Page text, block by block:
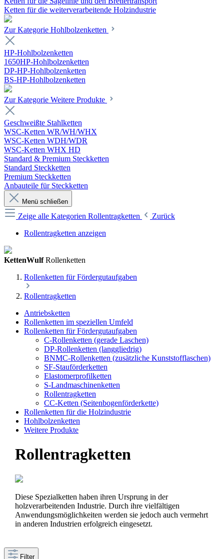
Ketten für die weiterverarbeitende Holzindustrie
Zur Kategorie Hohlbolzenketten
HP-Hohlbolzenketten
1650HP-Hohlbolzenketten
DP-HP-Hohlbolzenketten
BS-HP-Hohlbolzenketten
Zur Kategorie Weitere Produkte
Geschweißte Stahlketten
WSC-Ketten WR/WH/WHX
WSC-Ketten WDH/WDR
WSC-Ketten WHX HD
Standard & Premium Steckketten
Standard Steckketten
Premium Steckketten
Anbauteile für Steckketten
Menü schließen
Zeige alle Kategorien Rollentragketten
Zurück
Rollentragketten anzeigen
KettenWulfRollenketten
Rollenketten für Fördergutaufgaben
Rollentragketten
Antriebsketten
Rollenketten im speziellen Umfeld
Rollenketten für Fördergutaufgaben
C-Rollenketten (gerade Laschen)
DP-Rollenketten (langgliedrig)
BNMC-Rollenketten (zusätzliche Kunststofflaschen)
SF-Stauförderketten
Elastomerprofilketten
S-Landmaschinenketten
Rollentragketten
CC-Ketten (Seitenbogenförderkette)
Rollenketten für die Holzindustrie
Hohlbolzenketten
Weitere Produkte
Rollentragketten
Diese Spezialketten haben ihren Ursprung in der
holzverarbeitenden Industrie. Durch ihre vielfältigen
Anwendungsmöglichkeiten werden sie jedoch auch vermehrt
in anderen Industrien erfolgreich eingesetzt.
Filter